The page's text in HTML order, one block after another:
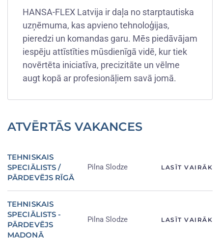
HANSA-FLEX Latvija ir daļa no starptautiska
uzņēmuma, kas apvieno tehnoloģijas,
pieredzi un komandas garu. Mēs piedāvājam
iespēju attīstīties mūsdienīgā vidē, kur tiek
novērtēta iniciatīva, precizitāte un vēlme
augt kopā ar profesionāļiem savā jomā.
ATVĒRTĀS VAKANCES
TEHNISKAIS
SPECIĀLISTS /
PĀRDEVĒJS RĪGĀ
Pilna Slodze LASĪT VAIRĀK
TEHNISKAIS
SPECIĀLISTS -
PĀRDEVĒJS
MADONĀ
Pilna Slodze LASĪT VAIRĀK